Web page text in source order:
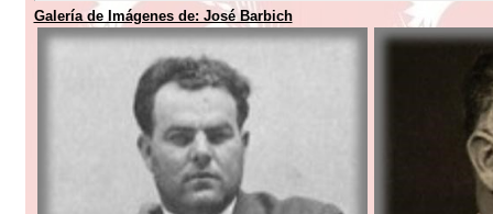
Galería de Imágenes de: José Barbich